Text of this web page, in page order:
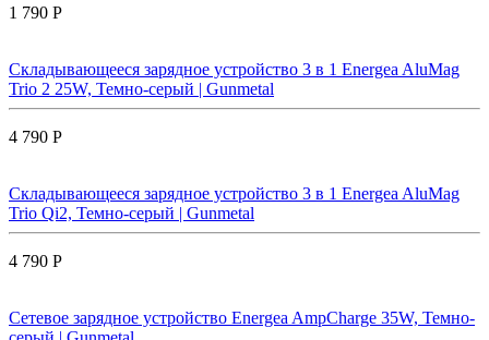
1 790 Р
Складывающееся зарядное устройство 3 в 1 Energea AluMag
Trio 2 25W, Темно-серый | Gunmetal
4 790 Р
Складывающееся зарядное устройство 3 в 1 Energea AluMag
Trio Qi2, Темно-серый | Gunmetal
4 790 Р
Сетевое зарядное устройство Energea AmpCharge 35W, Темно-